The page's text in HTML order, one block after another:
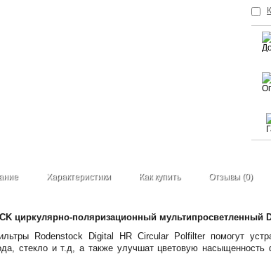
Характеристики Как купить Отзывы (0)
циркулярно-поляризационный мультипросветленный
Rodenstock Digital HR Circular Polfilter помогут
стекло и т.д, а также улучшат цветовую